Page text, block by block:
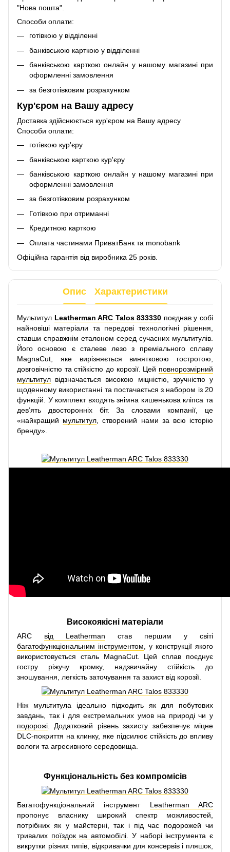
"Нова пошта".
Способи оплати:
готівкою у відділенні
банківською карткою у відділенні
банківською карткою онлайн у нашому магазині при
оформленні замовлення
за безготівковим розрахунком
Кур'єром на Вашу адресу
Доставка здійснюється кур'єром на Вашу адресу
Способи оплати:
готівкою кур'єру
банківською карткою кур'єру
банківською карткою онлайн у нашому магазині при
оформленні замовлення
за безготівковим розрахунком
Готівкою при отриманні
Кредитною карткою
Оплата частинами ПриватБанк та monobank
Офіційна гарантія від виробника 25 років.
Опис Характеристики
Мультитул Leatherman ARC Talos 833330 поєднав у собі
найновіші матеріали та передові технологічні рішення,
ставши справжнім еталоном серед сучасних мультитулів.
Його основою є сталеве лезо з преміального сплаву
MagnaCut, яке вирізняється винятковою гостротою,
довговічністю та стійкістю до корозії. Цей повнорозмірний
мультитул відзначається високою міцністю, зручністю у
щоденному використанні та постачається з набором із 20
функцій. У комплект входять знімна кишенькова кліпса та
дев’ять двосторонніх біт. За словами компанії, це
«найкращий мультитул , створений нами за всю історію
бренду».
Високоякісні матеріали
ARC від Leatherman став першим у світі
багатофункціональним інструментом , у конструкції якого
використовується сталь MagnaCut. Цей сплав поєднує
гостру ріжучу кромку, надзвичайну стійкість до
зношування, легкість заточування та захист від корозії.
Ніж мультитула ідеально підходить як для побутових
завдань, так і для екстремальних умов на природі чи у
подорожі. Додатковий рівень захисту забезпечує міцне
DLC-покриття на клинку, яке підсилює стійкість до впливу
вологи та агресивного середовища.
Функціональність без компромісів
Багатофункціональний інструмент Leatherman ARC
пропонує власнику широкий спектр можливостей,
потрібних як у майстерні, так і під час подорожей чи
тривалих поїздок на автомобілі. У наборі інструмента є
викрутки різних типів, відкривачки для консервів і пляшок,